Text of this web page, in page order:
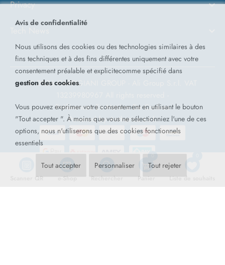
Scanner QR e-Shop Rechercher Panier Liste de souhaits
Privacy
© 2026 CARPIGIANI GROUP - Ali Group S.r.l. VAT
Préférences En Matière De Cookies
Powered byAntherica s.r.l.
Avis de confidentialité
Nous utilisons des cookies ou des technologies similaires à des
fins techniques et à des fins différentes uniquement avec votre
consentement préalable et explicitecomme spécifié dans
gestion des cookies.
Vous pouvez exprimer votre consentement en utilisant le bouton
"Tout accepter ". À moins que vous ne sélectionniez l'une de ces
options, nous n'utiliserons que des cookies fonctionnels
essentiels
Tout accepter Personnaliser Tout rejeter